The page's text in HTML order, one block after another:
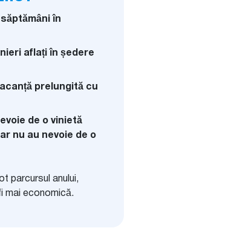
în
aflați în ședere
prelungită cu
de o vinietă
nu au nevoie de o
parcursul anului,
mai economică.